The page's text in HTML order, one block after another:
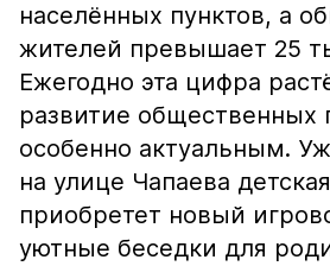
населённых пунктов, а
жителей превышает 25
Ежегодно эта цифра
развитие общественных
особенно актуальным.
на улице Чапаева
приобретет новый
уютные беседки для